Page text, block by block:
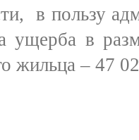
в пользу
ущерба в
жильца – 47